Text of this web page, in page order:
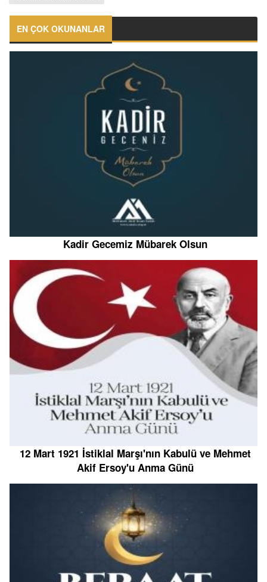
EN ÇOK OKUNANLAR
Kadir Gecemiz Mübarek Olsun
12 Mart 1921 İstiklal Marşı'nın Kabulü ve Mehmet
Akif Ersoy'u Anma Günü